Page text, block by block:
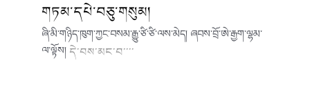
གཏམ་དཔེ་བཅུ་གསུམ།
ཞི་མི་གཉིད་ཁུག་ཀྱང་བསམ་རྒྱུ་ཙི་ཙི་ལས་མེད། ཞབས་བྲོ་ཨེ་རྒྱག་ལྷམ་
ལ་ལྟོས། དེ་བས་མང་བ་་་་